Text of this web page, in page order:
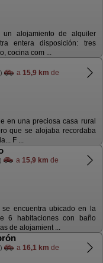
alojamiento de alquiler
entera disposición: tres
cocina com ...
a 15,9 km de
en una preciosa casa rural
que se alojaba recordaba
F ...
a 15,9 km de
se encuentra ubicado en la
6 habitaciones con baño
de alojamient ...
a 16,1 km de